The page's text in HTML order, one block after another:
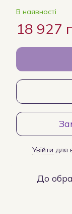
В наявності
18 927
Увійти для
До